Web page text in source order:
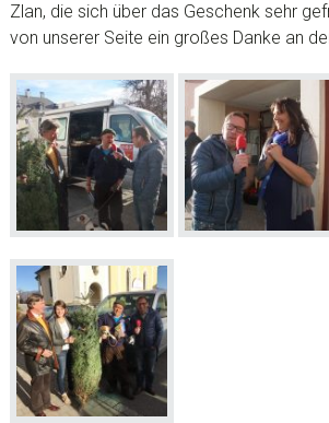
Zlan, die sich über das Geschenk sehr
von unserer Seite ein großes Danke an